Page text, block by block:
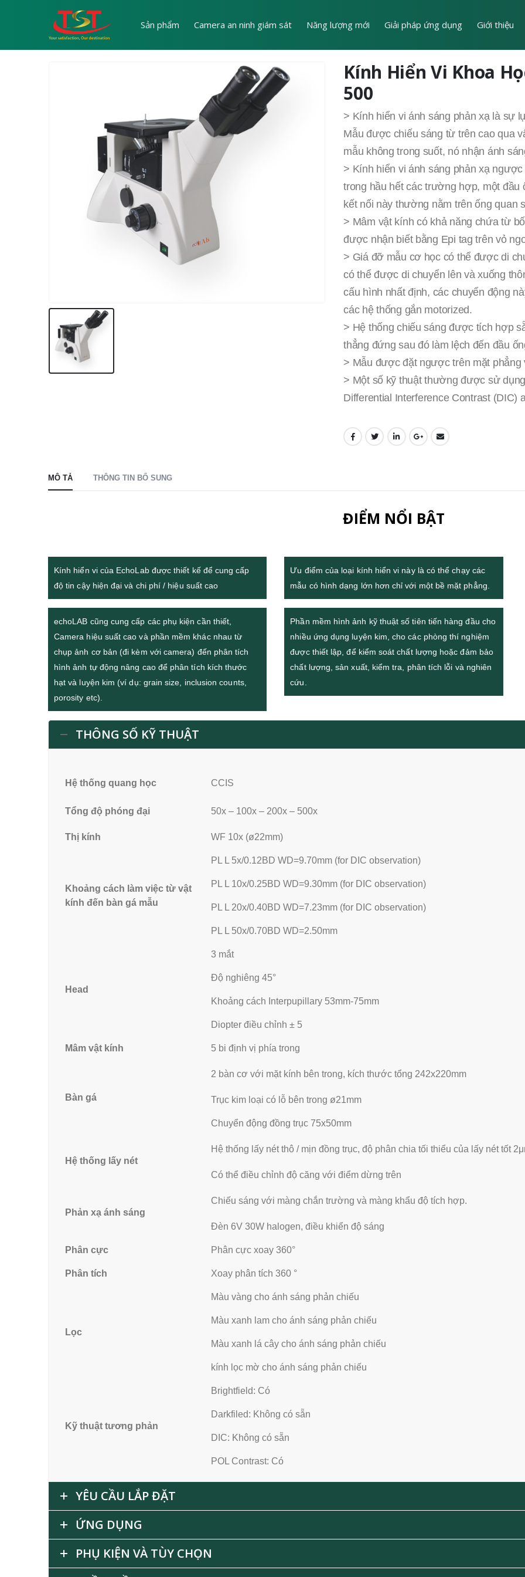
Sản phẩm Camera an ninh giám sát Năng lượng mới Giải pháp ứng dụng Giới thiệu
Kính Hiển Vi Khoa
500
> Kính hiển vi ánh sáng phản xạ là sự
Mẫu được chiếu sáng từ trên cao qua
mẫu không trong suốt, nó nhận ánh
> Kính hiển vi ánh sáng phản xạ
trong hầu hết các trường hợp, một đầu
kết nối này thường nằm trên ống quan
> Mâm vật kính có khả năng chứa từ
được nhận biết bằng Epi tag trên vỏ
> Giá đỡ mẫu cơ học có thể được di
có thể được di chuyển lên và xuống
cấu hình nhất định, các chuyển động
các hệ thống gắn motorized.
> Hệ thống chiếu sáng được tích hợp
thẳng đứng sau đó làm lệch đến đầu
> Mẫu được đặt ngược trên mặt
> Một số kỹ thuật thường được sử
Differential Interference Contrast (DIC)
MÔ TẢ THÔNG TIN BỔ SUNG
ĐIỂM NỔI BẬT
Kính hiển vi của EchoLab được thiết kế để cung cấp
độ tin cậy hiện đại và chi phí / hiệu suất cao
Ưu điểm của loại kính hiển vi này là có thể chạy các
mẫu có hình dạng lớn hơn chỉ với một bề mặt phẳng.
echoLAB cũng cung cấp các phụ kiện cần thiết,
Camera hiệu suất cao và phần mềm khác nhau từ
chụp ảnh cơ bản (đi kèm với camera) đến phân tích
hình ảnh tự động nâng cao để phân tích kích thước
hạt và luyện kim (ví dụ: grain size, inclusion counts,
porosity etc).
Phần mềm hình ảnh kỹ thuật số tiên tiến hàng đầu cho
nhiều ứng dụng luyện kim, cho các phòng thí nghiệm
được thiết lập, để kiểm soát chất lượng hoặc đảm bảo
chất lượng, sản xuất, kiểm tra, phân tích lỗi và nghiên
cứu.
THÔNG SỐ KỸ THUẬT
Hệ thống quang học CCIS
Tổng độ phóng đại 50x – 100x – 200x – 500x
Thị kính WF 10x (ø22mm)
Khoảng cách làm việc từ vật
kính đến bàn gá mẫu
PL L 5x/0.12BD WD=9.70mm (for DIC observation)
PL L 10x/0.25BD WD=9.30mm (for DIC observation)
PL L 20x/0.40BD WD=7.23mm (for DIC observation)
PL L 50x/0.70BD WD=2.50mm
Head
3 mắt
Độ nghiêng 45°
Khoảng cách Interpupillary 53mm-75mm
Diopter điều chỉnh ± 5
Mâm vật kính 5 bi định vị phía trong
Bàn gá
2 bàn cơ với mặt kính bên trong, kích thước tổng 242x220mm
Trục kim loại có lỗ bên trong ø21mm
Chuyển động đồng trục 75x50mm
Hệ thống lấy nét
Hệ thống lấy nét thô / mịn đồng trục, độ phân chia tối thiểu của lấy nét tốt
Có thể điều chỉnh độ căng với điểm dừng trên
Phản xạ ánh sáng
Chiếu sáng với màng chắn trường và màng khẩu độ tích hợp.
Đèn 6V 30W halogen, điều khiển độ sáng
Phân cực Phân cực xoay 360°
Phân tích Xoay phân tích 360 °
Lọc
Màu vàng cho ánh sáng phản chiếu
Màu xanh lam cho ánh sáng phản chiếu
Màu xanh lá cây cho ánh sáng phản chiếu
kính lọc mờ cho ánh sáng phản chiếu
Kỹ thuật tương phản
Brightfield: Có
Darkfiled: Không có sẵn
DIC: Không có sẵn
POL Contrast: Có
YÊU CẦU LẮP ĐẶT
ỨNG DỤNG
PHỤ KIỆN VÀ TÙY CHỌN